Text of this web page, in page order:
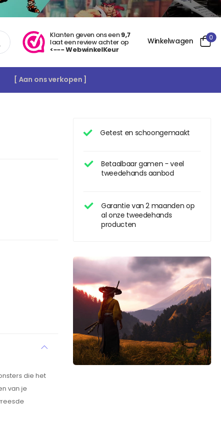
Klanten geven ons een9,7
laat een review achter op
<--- WebwinkelKeur
Winkelwagen 0
[ Aan ons verkopen ]
Getest en schoongemaakt
Betaalbaar gamen - veel
tweedehands aanbod
Garantie van 2 maanden op
al onze tweedehands
producten
die het
van je